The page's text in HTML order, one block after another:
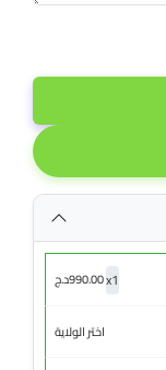
x1
990.00د.ج
اختر الولاية